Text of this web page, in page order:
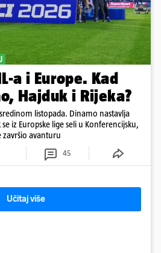
a i Europe. Kad
Hajduk i Rijeka?
listopada. Dinamo nastavlja
iz Europske lige seli u Konferencijsku,
završio avanturu
45
Učitaj više